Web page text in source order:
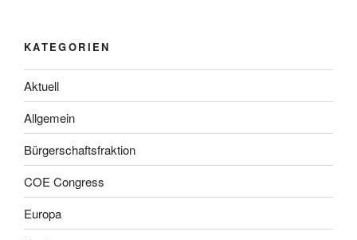
KATEGORIEN
Aktuell
Allgemein
Bürgerschaftsfraktion
COE Congress
Europa